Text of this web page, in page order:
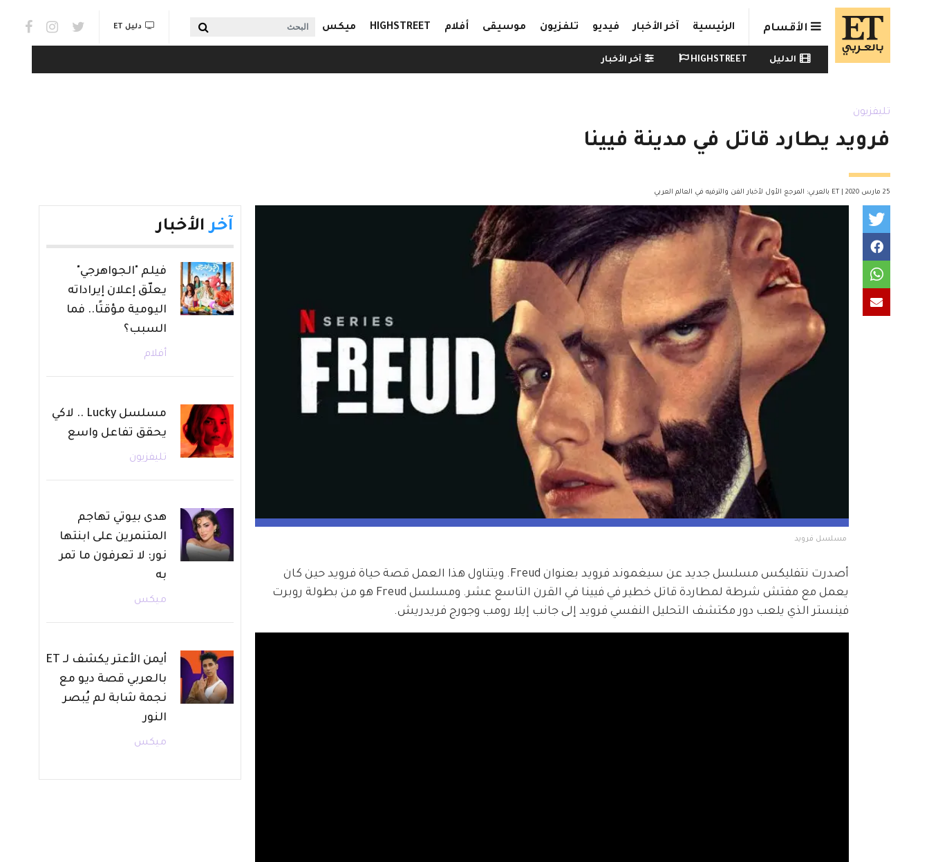
Skip to main content
الأقسام الرئيسية آخر الأخبار فيديو تلفزيون موسيقى أفلام HIGHSTREET ميكس البحث links & Watch
دليل ET
Watch menu
الدليل HIGHSTREET آخر الأخبار
تليفزيون
فرويد يطارد قاتل في مدينة فيينا
25 مارس 2020 | ET بالعربي: المرجع الأول لأخبار الفن والترفيه في العالم العربي
أصدرت نتفليكس مسلسل جديد عن سيغموند فرويد بعنوان Freud. ويتناول هذا العمل قصة حياة فرويد حين كان
يعمل مع مفتش شرطة لمطاردة قاتل خطير في فيينا في القرن التاسع عشر. ومسلسل Freud هو من بطولة روبرت
فينستر الذي يلعب دور مكتشف التحليل النفسي فرويد إلى جانب إيلا رومب وجورج فريدريش.
آخر الأخبار
فيلم "الجواهرجي"
يعلّق إعلان إيراداته
اليومية مؤقتًا.. فما
السبب؟
أفلام
مسلسل Lucky .. لاكي
يحقق تفاعل واسع
تليفزيون
هدى بيوتي تهاجم
المتنمرين على ابنتها
نور: لا تعرفون ما تمر
به
ميكس
أيمن الأعتر يكشف لـ ET
بالعربي قصة ديو مع
نجمة شابة لم يُبصر
النور
ميكس